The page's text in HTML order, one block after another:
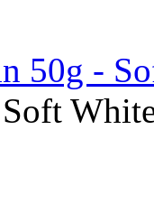
50g -
White